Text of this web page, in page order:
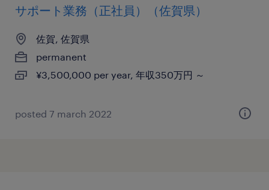
サポート業務（正社員）（佐賀県）
佐賀, 佐賀県
permanent
¥3,500,000 per year, 年収350万円 ～
posted 7 march 2022